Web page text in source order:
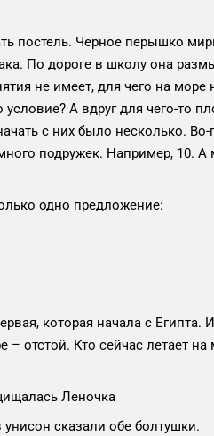
постель. Черное перышко
По дороге в школу она
не имеет, для чего на море
А вдруг для чего-то
с них было несколько.
подружек. Например, 10.
одно предложение:
которая начала с Египта.
отстой. Кто сейчас летает
Леночка
сказали обе болтушки.